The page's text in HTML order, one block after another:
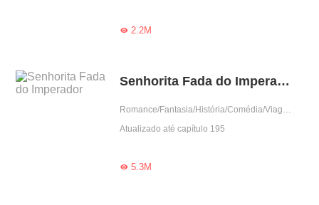
2.2M
Senhorita Fada do Imperador
Romance/Fantasia/História/Comédia/Viagem no tempo
Atualizado até capítulo 195
5.3M